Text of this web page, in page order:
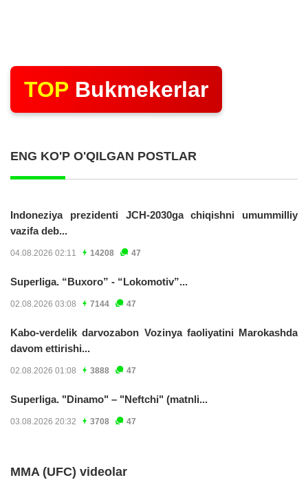
TOP Bukmekerlar
ENG KO'P O'QILGAN POSTLAR
Indoneziya prezidenti JCH-2030ga chiqishni umummilliy
vazifa deb...
04.08.2026 02:11 14208 47
Superliga. “Buxoro” - “Lokomotiv”...
02.08.2026 03:08 7144 47
Kabo-verdelik darvozabon Vozinya faoliyatini Marokashda
davom ettirishi...
02.08.2026 01:08 3888 47
Superliga. "Dinamo" – "Neftchi" (matnli...
03.08.2026 20:32 3708 47
MMA (UFC) videolar